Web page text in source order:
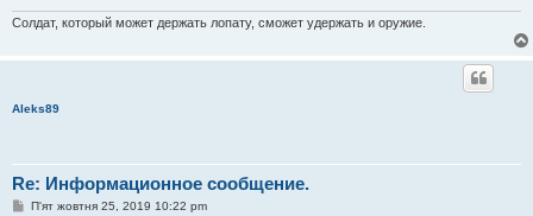
н
н
Солдат, который может держать лопату, сможет удержать и оружие.
Aleks89
Re: Информационное сообщение.
ПП'ят жовтня 25, 2019 10:22 pm